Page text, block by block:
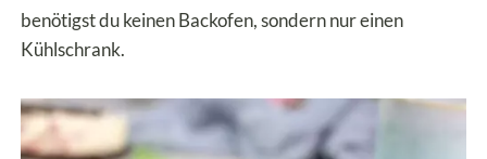
benötigst du keinen Backofen, sondern nur einen
Kühlschrank.